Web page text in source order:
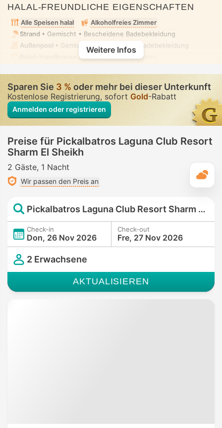
HALAL-FREUNDLICHE EIGENSCHAFTEN
Alle Speisen halal
Alkoholfreies Zimmer
Strand • Gemischt • Bescheidene Badebekleidung
Außenpool • Gemischt • Bescheidene Badebekleidung
• In bestimmten Zimmern
Weitere Infos
Sparen Sie3 %oder mehr bei dieser Unterkunft
Kostenlose Registrierung, sofort Gold-Rabatt
Anmelden oder registrieren
Preise für Pickalbatros Laguna Club Resort
Sharm El Sheikh
2 Gäste 1 Nacht
Wir passen den Preis an
Pickalbatros Laguna Club Resort Sharm El Sheikh
Check-in
Don, 26 Nov 2026
Check-out
Fre, 27 Nov 2026
2 Erwachsene
AKTUALISIEREN